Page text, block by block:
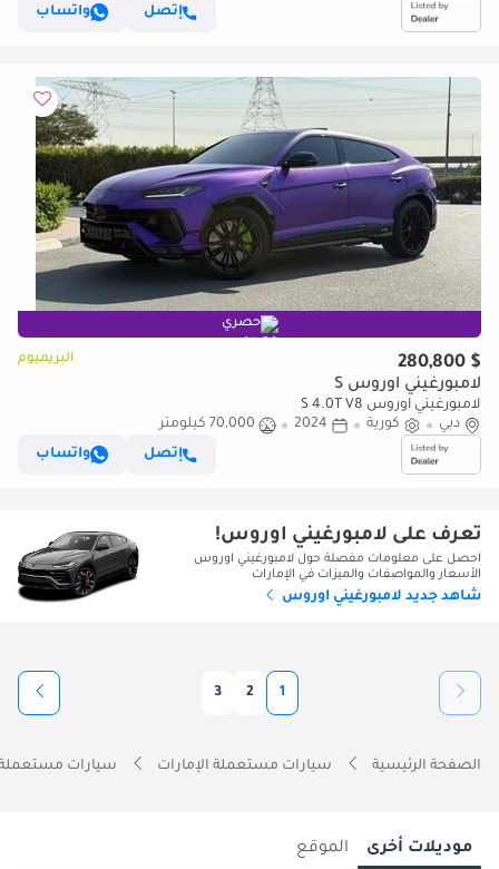
إتصل
واتساب
حصري
$ 280,800 البريميوم
لامبورغيني اوروس S
لامبورغيني اوروس S 4.0T V8
دبي
كورية 2024
70,000 كيلومتر
إتصل
واتساب
تعرف على لامبورغيني اوروس!
احصل على معلومات مفصلة حول لامبورغيني اوروس
الأسعار والمواصفات والميزات في الإمارات
شاهد جديد لامبورغيني اوروس
1
2
3
الصفحة الرئيسية سيارات مستعملة الإمارات سيارات
موديلات أخرى الموقع